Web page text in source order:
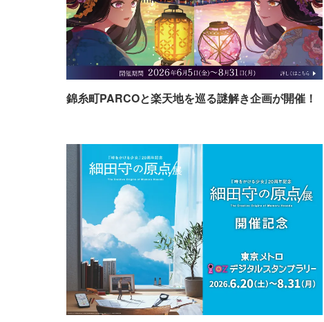
錦糸町PARCOと楽天地を巡る謎解き企画が開催！